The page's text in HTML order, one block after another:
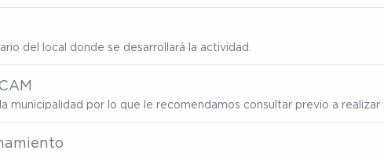
del local donde se desarrollará la actividad.
municipalidad por lo que le recomendamos consultar previo a realizar